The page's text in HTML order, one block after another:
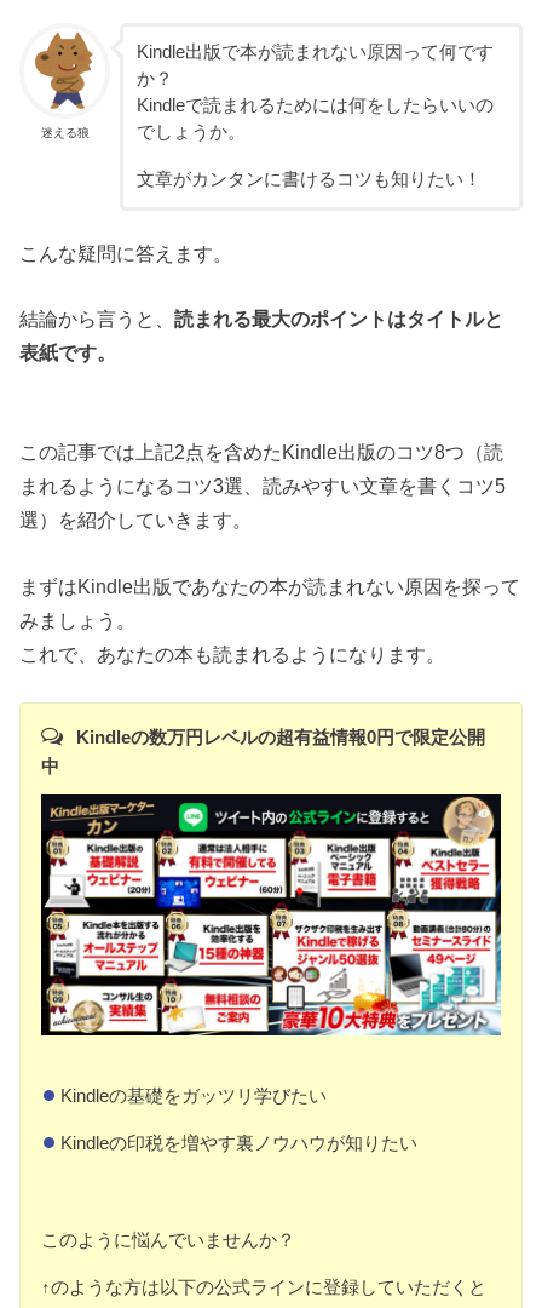
迷える狼
Kindle出版で本が読まれない原因って何です
か？
Kindleで読まれるためには何をしたらいいの
でしょうか。
文章がカンタンに書けるコツも知りたい！
こんな疑問に答えます。
結論から言うと、読まれる最大のポイントはタイトルと
表紙です。
この記事では上記2点を含めたKindle出版のコツ8つ（読
まれるようになるコツ3選、読みやすい文章を書くコツ5
選）を紹介していきます。
まずはKindle出版であなたの本が読まれない原因を探って
みましょう。
これで、あなたの本も読まれるようになります。
Kindleの数万円レベルの超有益情報0円で限定公開
中
Kindleの基礎をガッツリ学びたい
Kindleの印税を増やす裏ノウハウが知りたい
このように悩んでいませんか？
↑のような方は以下の公式ラインに登録していただくと